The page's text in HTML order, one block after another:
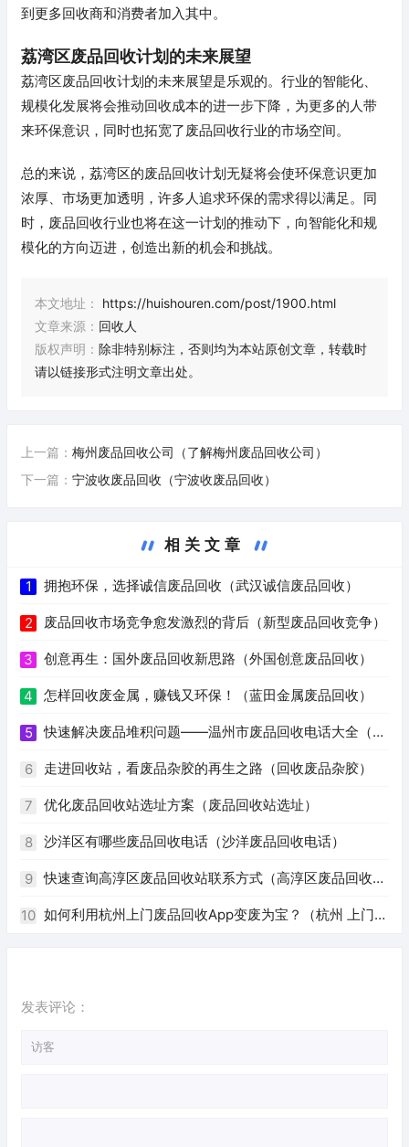
到更多回收商和消费者加入其中。
荔湾区废品回收计划的未来展望
荔湾区废品回收计划的未来展望是乐观的。行业的智能化、
规模化发展将会推动回收成本的进一步下降，为更多的人带
来环保意识，同时也拓宽了废品回收行业的市场空间。
总的来说，荔湾区的废品回收计划无疑将会使环保意识更加
浓厚、市场更加透明，许多人追求环保的需求得以满足。同
时，废品回收行业也将在这一计划的推动下，向智能化和规
模化的方向迈进，创造出新的机会和挑战。
本文地址：
https://huishouren.com/post/1900.html
文章来源： 回收人
版权声明： 除非特别标注，否则均为本站原创文章，转载时
请以链接形式注明文章出处。
上一篇： 梅州废品回收公司（了解梅州废品回收公司）
下一篇： 宁波收废品回收（宁波收废品回收）
相关文章
1 拥抱环保，选择诚信废品回收（武汉诚信废品回收）
2 废品回收市场竞争愈发激烈的背后（新型废品回收竞争）
3 创意再生：国外废品回收新思路（外国创意废品回收）
4 怎样回收废金属，赚钱又环保！（蓝田金属废品回收）
5 快速解决废品堆积问题——温州市废品回收电话大全（温
州废品回收电话号码）
6 走进回收站，看废品杂胶的再生之路（回收废品杂胶）
7 优化废品回收站选址方案（废品回收站选址）
8 沙洋区有哪些废品回收电话（沙洋废品回收电话）
9 快速查询高淳区废品回收站联系方式（高淳区废品回收站
电话）
10 如何利用杭州上门废品回收App变废为宝？（杭州 上门回
发表评论：